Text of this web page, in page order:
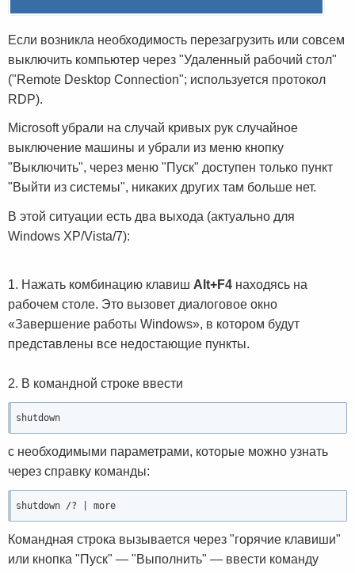
Если возникла необходимость перезагрузить или совсем
выключить компьютер через "Удаленный рабочий стол"
("Remote Desktop Connection"; используется протокол
RDP).
Microsoft убрали на случай кривых рук случайное
выключение машины и убрали из меню кнопку
"Выключить", через меню "Пуск" доступен только пункт
"Выйти из системы", никаких других там больше нет.
В этой ситуации есть два выхода (актуально для
Windows XP/Vista/7):
1. Нажать комбинацию клавиш Alt+F4 находясь на
рабочем столе. Это вызовет диалоговое окно
«Завершение работы Windows», в котором будут
представлены все недостающие пункты.
2. В командной строке ввести
shutdown
с необходимыми параметрами, которые можно узнать
через справку команды:
shutdown /? | more
Командная строка вызывается через "горячие клавиши"
или кнопка "Пуск" — "Выполнить" — ввести команду